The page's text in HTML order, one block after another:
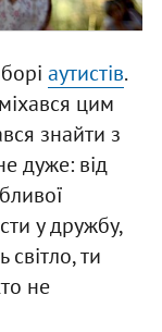
аутистів.
цим
знайти з
дуже: від
у дружбу,
світло, ти
не